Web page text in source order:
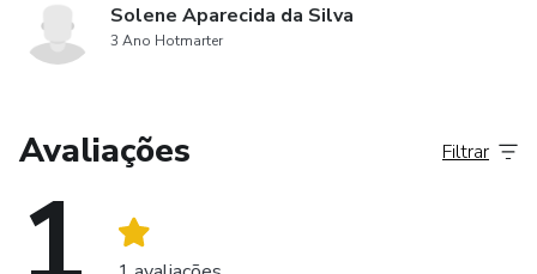
Solene Aparecida da Silva
3 Ano Hotmarter
Avaliações Filtrar